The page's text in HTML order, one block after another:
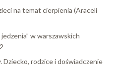
na temat cierpienia (Araceli
w warszawskich
Dziecko, rodzice i doświadczenie